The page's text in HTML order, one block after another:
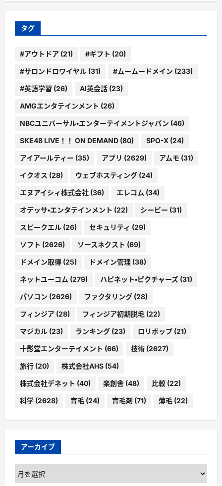
ー
タグ
#アウトドア (21) #ギフト (20)
#サロンドロワイヤル (31) #ムームードメイン (233)
#英語学習 (26) AI英会話 (23)
AMGエンタテインメント (26)
NBCユニバーサル・エンターテイメントジャパン (46)
SKE48 LIVE！！ ON DEMAND (80) SPO-X (24)
アイアールティー (35) アプリ (2629) アムモ (31)
イクオス (28) ウェブホスティング (24)
エヌアイシィ株式会社 (36) エレコム (34)
オデッサ・エンタテインメント (22) シービー (31)
スピークエル (26) セキュリティ (29)
ソフト (2626) ソースネクスト (69)
ドメイン取得 (25) ドメイン管理 (38)
ネットユーコム (279) ハピネット・ピクチャーズ (31)
パソコン (2626) ファクタリング (28)
フィンジア (28) フィンジア初期脱毛 (22)
マジカル (23) ランキング (23) ロリポップ (21)
十影堂エンターテイメント (66) 技術 (2627)
旅行 (20) 株式会社AHS (54)
株式会社デネット (40) 楽創舎 (48) 比較 (22)
科学 (2628) 育毛 (24) 育毛剤 (71) 薄毛 (22)
アーカイブ
ア
ー